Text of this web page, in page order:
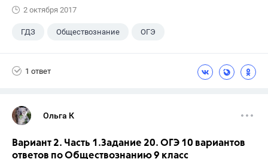
2 октября 2017
ГДЗ Обществознание ОГЭ
1 ответ
Ольга К
Вариант 2. Часть 1.Задание 20. ОГЭ 10 вариантов
ответов по Обществознанию 9 класс